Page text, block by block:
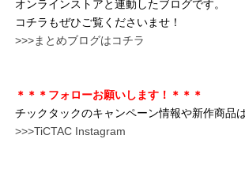
オンラインストアと連動したブログです。
コチラもぜひご覧くださいませ！
>>>まとめブログはコチラ
＊＊＊フォローお願いします！＊＊＊
チックタックのキャンペーン情報や新作商品
>>>TiCTAC Instagram